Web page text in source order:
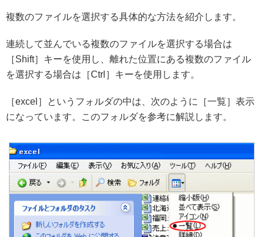
複数のファイルを選択する具体的な方法を紹介します。
連続して並んでいる複数のファイルを選択する場合は
［Shift］キーを使用し、離れた位置にある複数のファイル
を選択する場合は［Ctrl］キーを使用します。
［excel］というフォルダの中は、次のように［一覧］表示
になっています。このフォルダを参考に解説します。